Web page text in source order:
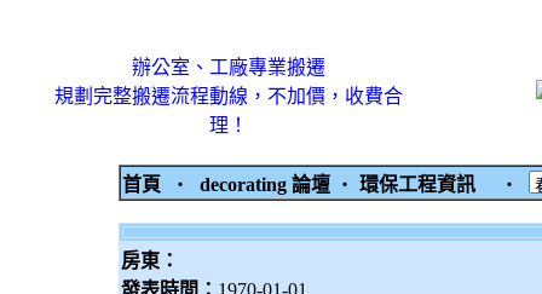
辦公室、工廠專業搬遷
規劃完整搬遷流程動線，不加價，收費合
理！
首頁 ‧ decorating 論壇 ‧ 環保工程資訊 ‧
房東：
發表時間： 1970-01-01